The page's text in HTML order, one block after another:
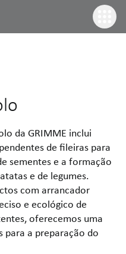
da GRIMME inclui
de fileiras para
sementes e a formação
e de legumes.
com arrancador
e ecológico de
oferecemos uma
para a preparação do